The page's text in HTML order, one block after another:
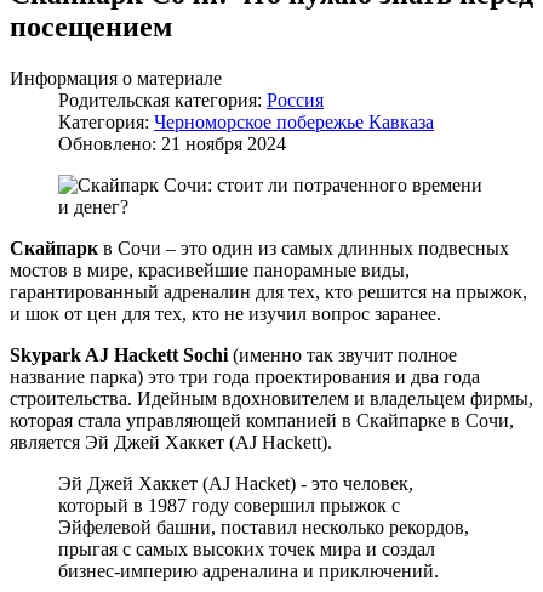
посещением
Информация о материале
Родительская категория: Россия
Категория: Черноморское побережье Кавказа
Обновлено: 21 ноября 2024
Скайпарк в Сочи – это один из самых длинных подвесных
мостов в мире, красивейшие панорамные виды,
гарантированный адреналин для тех, кто решится на прыжок,
и шок от цен для тех, кто не изучил вопрос заранее.
Skypark AJ Hackett Sochi (именно так звучит полное
название парка) это три года проектирования и два года
строительства. Идейным вдохновителем и владельцем фирмы,
которая стала управляющей компанией в Скайпарке в Сочи,
является Эй Джей Хаккет (AJ Hackett).
Эй Джей Хаккет (AJ Hacket) - это человек,
который в 1987 году совершил прыжок с
Эйфелевой башни, поставил несколько рекордов,
прыгая с самых высоких точек мира и создал
бизнес-империю адреналина и приключений.